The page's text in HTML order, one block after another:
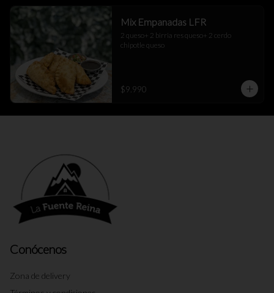
Mix Empanadas LFR
2 queso+ 2 birria res queso+ 2 cerdo
chipotle queso
$9.990
Conócenos
Zona de delivery